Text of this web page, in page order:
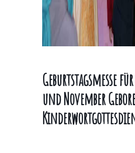
Geburtstagsmesse
und November